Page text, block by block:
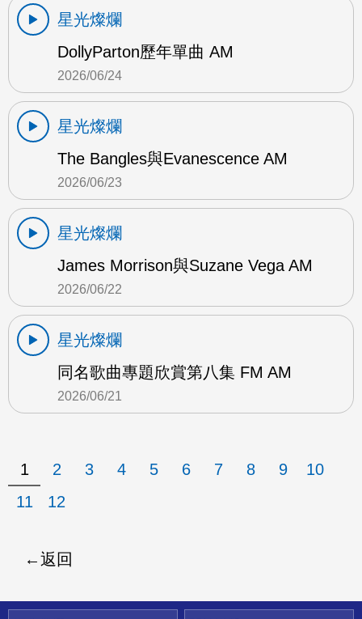
星光燦爛
DollyParton歷年單曲 AM
2026/06/24
星光燦爛
The Bangles與Evanescence AM
2026/06/23
星光燦爛
James Morrison與Suzane Vega AM
2026/06/22
星光燦爛
同名歌曲專題欣賞第八集 FM AM
2026/06/21
1 2 3 4 5 6 7 8 9
10
11
12
返回